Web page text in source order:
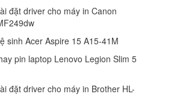
đặt driver cho máy in Canon
sinh Acer Aspire 15 A15-41M
pin laptop Lenovo Legion Slim 5
đặt driver cho máy in Brother HL-